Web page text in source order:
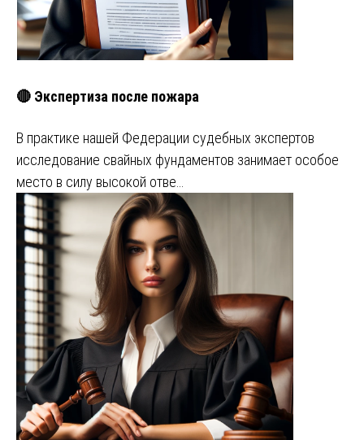
🔴 Экспертиза после пожара
В практике нашей Федерации судебных экспертов
исследование свайных фундаментов занимает особое
место в силу высокой отве…